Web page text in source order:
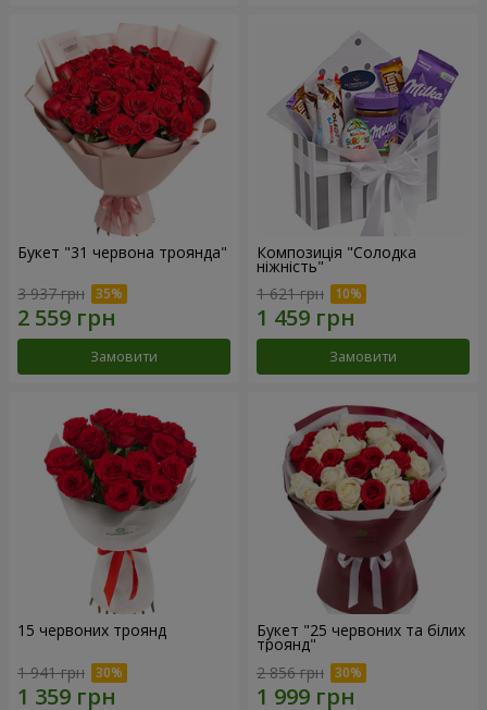
Букет "31 червона троянда"
3 937 грн
Замовити
Композиція "Солодка
ніжність"
1 621 грн
Замовити
15 червоних троянд
1 941 грн
Букет "25 червоних та білих
троянд"
2 856 грн